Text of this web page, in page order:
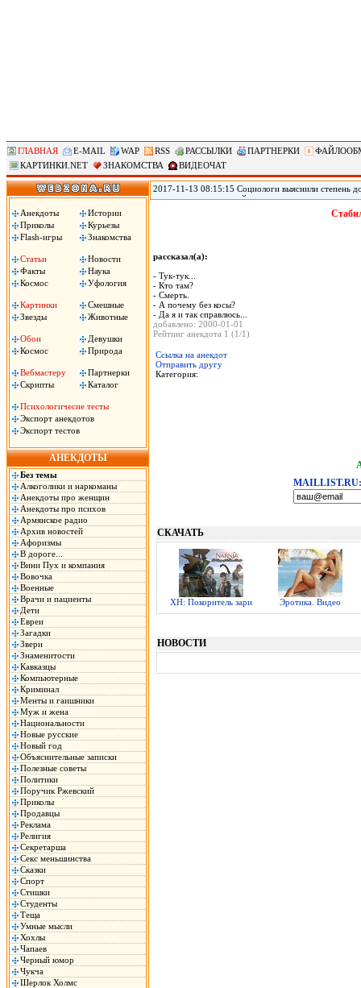
ГЛАВНАЯ E-MAIL WAP RSS РАССЫЛКИ ПАРТНЕРКИ
КАРТИНКИ.NET
ЗНАКОМСТВА ВИДЕОЧАТ
Анекдоты
Истории
Приколы
Курьезы
Flash-игры
Знакомства
Статьи
Новости
Факты
Наука
Космос
Уфология
Картинки
Смешные
Звезды
Животные
Обои
Девушки
Космос
Природа
Вебмастеру
Партнерки
Скрипты
Каталог
Психологичесие тесты
Экспорт анекдотов
Экспорт тестов
АНЕКДОТЫ
Без темы
Алкоголики и наркоманы
Анекдоты про женщин
Анекдоты про психов
Армянское радио
Архив новостей
Афоризмы
В дороге...
Вини Пух и компания
Вовочка
Военные
Врачи и пациенты
Дети
Евреи
Загадки
Звери
Знаменитости
Кавказцы
Компьютерные
Криминал
Менты и гаишники
Муж и жена
Национальности
Новые русские
Новый год
Объяснительные записки
Полезные советы
Политики
Поручик Ржевский
Приколы
Продавцы
Реклама
Религия
Секретарша
Секс меньшинства
Сказки
Спорт
Стишки
Студенты
Теща
Умные мысли
Хохлы
Чапаев
Черный юмор
Чукча
Шерлок Холмс
2017-11-13 08:15:15 Социологи выяснили степень
журналистам и полицейским, следует из
(ВЦИОМ). Согласно данным исследования ВЦИОМ,
полицейские – 3,12 баллов. При этом 40% заявили,
рассказал(а):
- Тук-тук...
- Кто там?
- Смерть.
- А почему без косы?
- Да я и так справлюсь...
добавлено: 2000-01-01
Рейтинг анекдота 1 (1/1)
Ссылка на анекдот
Отправить другу
Категория:
MAILLIST.RU:
СКАЧАТЬ
ХН: Покоритель зари Эротика. Видео
НОВОСТИ